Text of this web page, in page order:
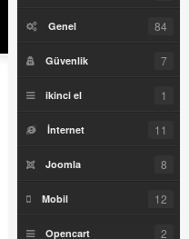
Genel 84
Güvenlik 7
ikinci el 1
İnternet 11
Joomla 8
Mobil 12
Opencart 2